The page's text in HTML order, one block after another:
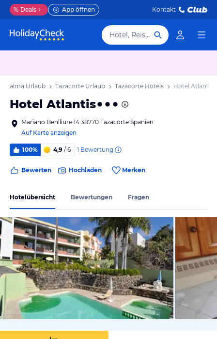
% Deals App öffnen Kontakt
Hotel, Reiseziel
Palma Urlaub Tazacorte Urlaub Tazacorte Hotels Hotel Atlantis
Hotel Atlantis
Mariano Benlliure 14 38770 Tazacorte Spanien
Auf Karte anzeigen
100% 4,9 / 6 1 Bewertung
Bewerten Hochladen Merken
Hotelübersicht Bewertungen Fragen
von